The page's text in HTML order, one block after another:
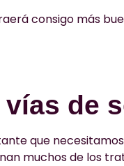
consigo más
de
que
muchos de los